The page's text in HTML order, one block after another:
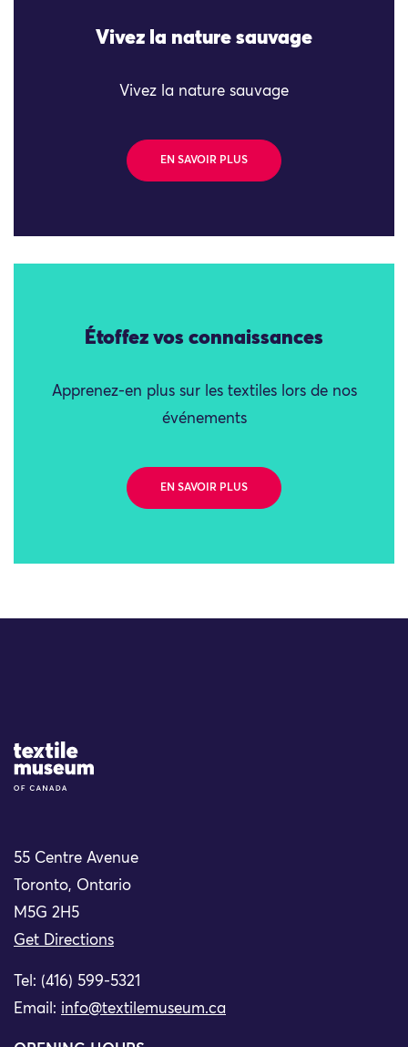
Vivez la nature sauvage
Vivez la nature sauvage
EN SAVOIR PLUS
Étoffez vos connaissances
Apprenez-en plus sur les textiles lors de nos
événements
EN SAVOIR PLUS
Site Logo
55 Centre Avenue
Toronto, Ontario
M5G 2H5
Get Directions
Tel: (416) 599-5321
Email: info@textilemuseum.ca